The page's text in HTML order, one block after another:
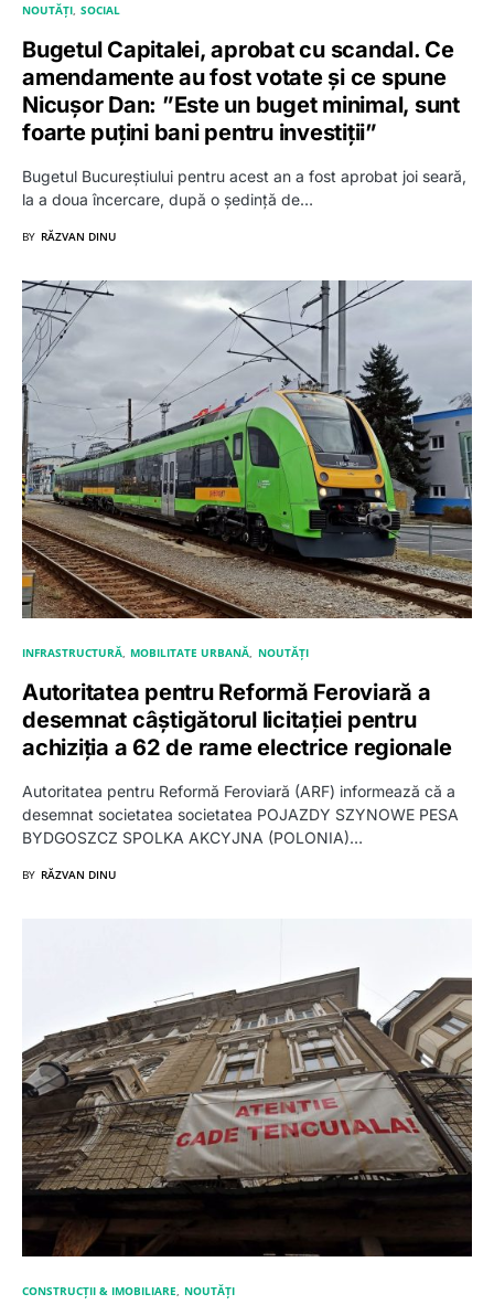
NOUTĂȚI SOCIAL
Bugetul Capitalei, aprobat cu scandal. Ce
amendamente au fost votate și ce spune
Nicușor Dan: ”Este un buget minimal, sunt
foarte puțini bani pentru investiții”
Bugetul Bucureștiului pentru acest an a fost aprobat joi seară,
la a doua încercare, după o ședință de…
BY RĂZVAN DINU
INFRASTRUCTURĂ MOBILITATE URBANĂ NOUTĂȚI
Autoritatea pentru Reformă Feroviară a
desemnat câștigătorul licitației pentru
achiziția a 62 de rame electrice regionale
Autoritatea pentru Reformă Feroviară (ARF) informează că a
desemnat societatea societatea POJAZDY SZYNOWE PESA
BYDGOSZCZ SPOLKA AKCYJNA (POLONIA)…
BY RĂZVAN DINU
CONSTRUCȚII & IMOBILIARE NOUTĂȚI